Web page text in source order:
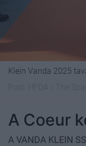
Klein Vanda 2025
A Coeur
A VANDA KLEIN